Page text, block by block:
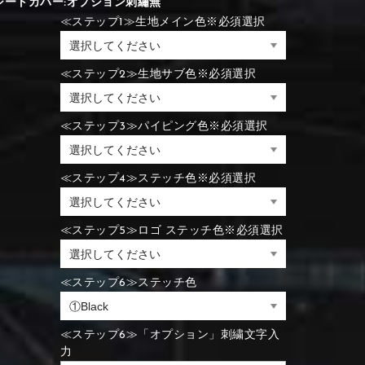
⑮Wine red
⑫Ivory
⑮Wine red
⑪Black ⑫Ivory
⑮Wine red
⑪Blue
⑮Rose pink
⑲Yellow-green
⑪Blue
⑲Yellow-green ⑳Purple
ートカバー:オプション刺繡無
≪ステップ1≫生地メイン色※必須選択
≪ステップ2≫生地サブ色※必須選択
≪ステップ3≫パイピング色※必須選択
≪ステップ4≫ステッチ色※必須選択
≪ステップ5≫ロゴ ステッチ色※必須選択
≪ステップ6≫ステッチ色
≪ステップ6≫「オプション」刺繍文字入
力